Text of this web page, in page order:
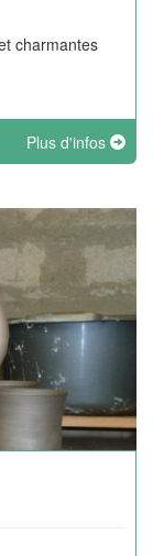
charmantes
Plus d'infos